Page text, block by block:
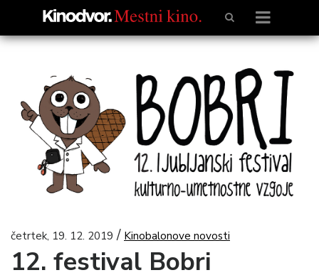
četrtek, 19. 12. 2019 / Kinobalonove novosti
12. festival Bobri